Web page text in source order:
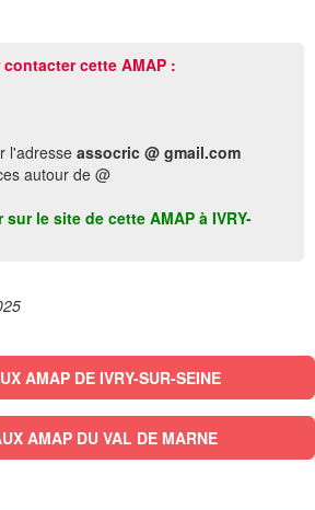
contacter cette AMAP :
l'adresse assocric @ gmail.com
autour de @
le site de cette AMAP à IVRY-
AMAP DE IVRY-SUR-SEINE
AMAP DU VAL DE MARNE